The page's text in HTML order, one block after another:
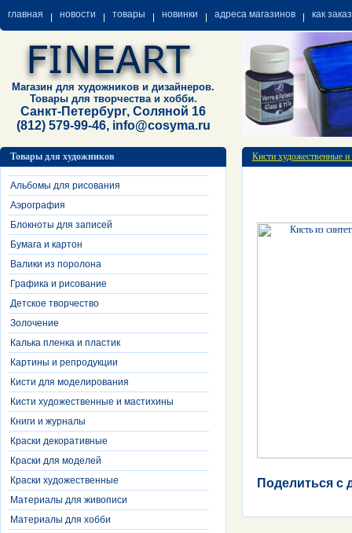
главная новости товары новинки адреса магазинов как
Магазин для художников и дизайнеров.
Товары для творчества и хобби.
Санкт-Петербург, Соляной 16
(812) 579-99-46, info@cosyma.ru
Товары для художников
Альбомы для рисования
Аэрография
Блокноты для записей
Бумага и картон
Валики из поролона
Графика и рисование
Детское творчество
Золочение
Калька пленка и пластик
Картины и репродукции
Кисти для моделирования
Кисти художественные и мастихины
Книги и журналы
Краски декоративные
Краски для моделей
Краски художественные
Материалы для живописи
Материалы для хобби
Кисти художественные
Поделиться с